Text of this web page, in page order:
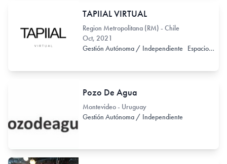
TAPIIAL VIRTUAL
Region Metropolitana (RM) - Chile
Oct, 2021
Gestión Autónoma / Independiente Espacio de Exhibición
Pozo De Agua
Montevideo - Uruguay
Gestión Autónoma / Independiente